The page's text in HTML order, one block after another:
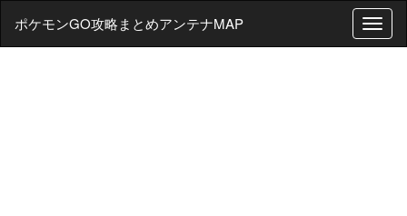
T
o
ポケモンGO攻略まとめアンテナMAP